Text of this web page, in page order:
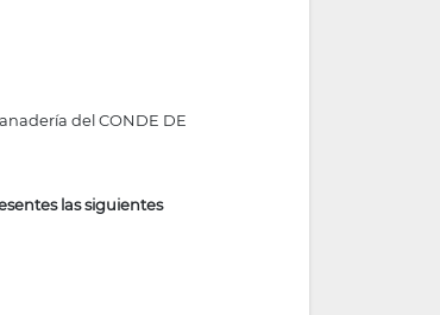
del CONDE DE
las siguientes